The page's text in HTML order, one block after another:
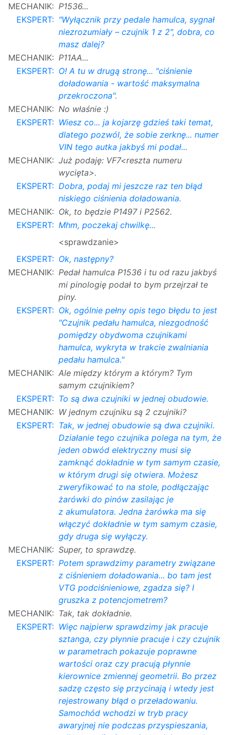
MECHANIK: P1536...
EKSPERT: "Wyłącznik przy pedale hamulca, sygnał
niezrozumiały – czujnik 1 z 2", dobra, co
masz dalej?
MECHANIK: P11AA...
EKSPERT: O! A tu w drugą stronę... "ciśnienie
doładowania - wartość maksymalna
przekroczona".
MECHANIK: No właśnie :)
EKSPERT: Wiesz co... ja kojarzę gdzieś taki temat,
dlatego pozwól, że sobie zerknę... numer
VIN tego autka jakbyś mi podał...
MECHANIK: Już podaję: VF7<reszta numeru
wycięta>.
EKSPERT: Dobra, podaj mi jeszcze raz ten błąd
niskiego ciśnienia doładowania.
MECHANIK: Ok, to będzie P1497 i P2562.
EKSPERT: Mhm, poczekaj chwilkę...
<sprawdzanie>
EKSPERT: Ok, następny?
MECHANIK: Pedał hamulca P1536 i tu od razu jakbyś
mi pinologię podał to bym przejrzał te
piny.
EKSPERT: Ok, ogólnie pełny opis tego błędu to jest
"Czujnik pedału hamulca, niezgodność
pomiędzy obydwoma czujnikami
hamulca, wykryta w trakcie zwalniania
pedału hamulca."
MECHANIK: Ale między którym a którym? Tym
samym czujnikiem?
EKSPERT: To są dwa czujniki w jednej obudowie.
MECHANIK: W jednym czujniku są 2 czujniki?
EKSPERT: Tak, w jednej obudowie są dwa czujniki.
Działanie tego czujnika polega na tym, że
jeden obwód elektryczny musi się
zamknąć dokładnie w tym samym czasie,
w którym drugi się otwiera. Możesz
zweryfikować to na stole, podłączając
żarówki do pinów zasilając je
z akumulatora. Jedna żarówka ma się
włączyć dokładnie w tym samym czasie,
gdy druga się wyłączy.
MECHANIK: Super, to sprawdzę.
EKSPERT: Potem sprawdzimy parametry związane
z ciśnieniem doładowania... bo tam jest
VTG podciśnieniowe, zgadza się? I
gruszka z potencjometrem?
MECHANIK: Tak, tak dokładnie.
EKSPERT: Więc najpierw sprawdzimy jak pracuje
sztanga, czy płynnie pracuje i czy czujnik
w parametrach pokazuje poprawne
wartości oraz czy pracują płynnie
kierownice zmiennej geometrii. Bo przez
sadzę często się przycinają i wtedy jest
rejestrowany błąd o przeładowaniu.
Samochód wchodzi w tryb pracy
awaryjnej nie podczas przyspieszania,